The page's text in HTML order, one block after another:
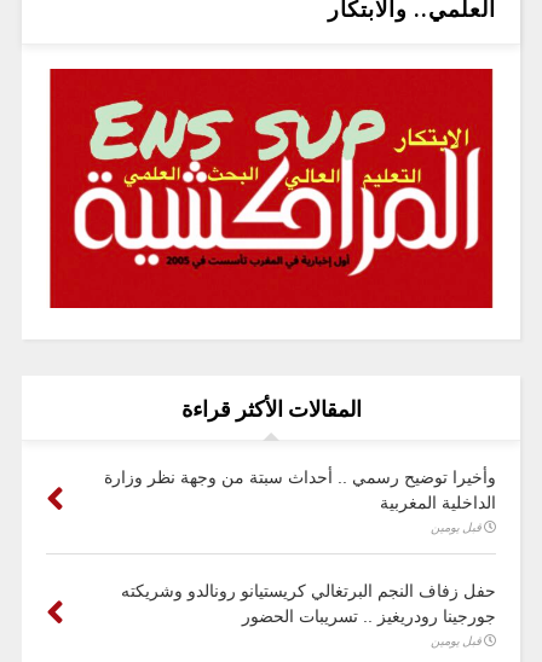
العلمي.. والابتكار
المقالات الأكثر قراءة
وأخيرا توضيح رسمي .. أحداث سبتة من وجهة نظر وزارة
الداخلية المغربية
قبل يومين
حفل زفاف النجم البرتغالي كريستيانو رونالدو وشريكته
جورجينا رودريغيز .. تسريبات الحضور
قبل يومين